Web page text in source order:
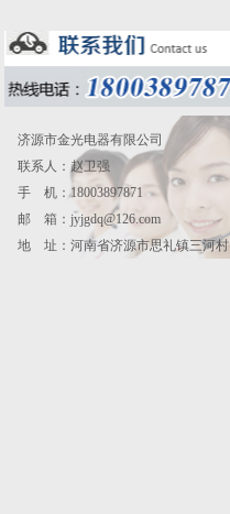
济源市金光电器有限公司
联系人：赵卫强
手 机：18003897871
邮 箱： jyjgdq@126.com
地 址：河南省济源市思礼镇三河村